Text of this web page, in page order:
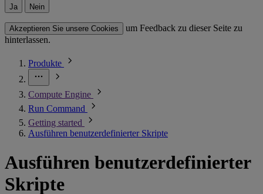
Ja Nein
Akzeptieren Sie unsere Cookies
um Feedback zu dieser Seite zu
hinterlassen.
Produkte
Compute Engine
Run Command
Getting started
Ausführen benutzerdefinierter Skripte
Ausführen benutzerdefinierter
Skripte